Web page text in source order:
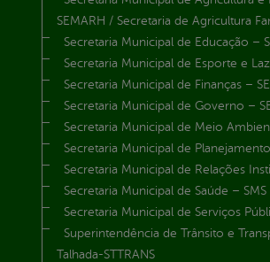
SEMARH / Secretaria de Agricultura
Secretaria Municipal de Educação –
Secretaria Municipal de Esporte e
Secretaria Municipal de Finanças –
Secretaria Municipal de Governo –
Secretaria Municipal de Meio
Secretaria Municipal de
Secretaria Municipal de Relações
Secretaria Municipal de Saúde – SMS
Secretaria Municipal de Serviços
Superintendência de Trânsito e
Talhada-STTRANS